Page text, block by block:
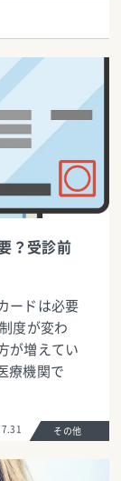
？受診前
ードは必要
度が変わ
が増えてい
療機関で
その他